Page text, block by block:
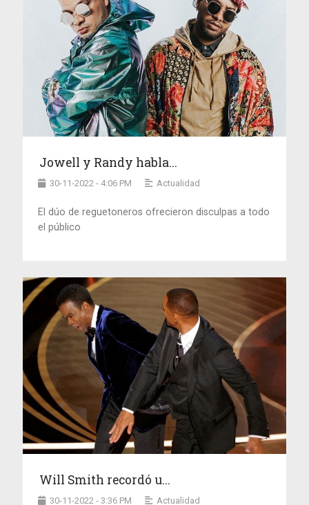
Jowell y Randy habla...
30-11-2022 - 4:06 PM Actualidad
El dúo de reguetoneros ofrecieron disculpas a todo
el público
Will Smith recordó u...
30-11-2022 - 3:36 PM Actualidad